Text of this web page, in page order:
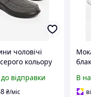
чоловічі
кольору
відправки
₴/міс
В